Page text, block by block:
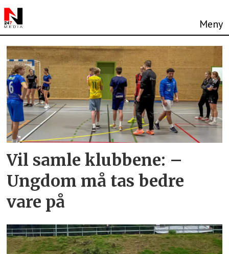
Tag:
vigør
Vil samle klubbene: –
Ungdom må tas bedre
vare på